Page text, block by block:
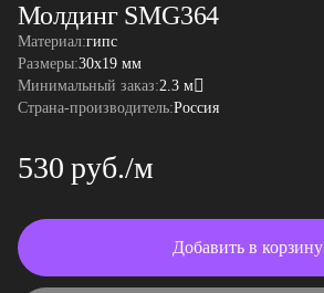
Молдинг SMG364
Материал:гипс
Размеры:30x19 мм
Минимальный заказ:2.3 м
Страна-производитель:Россия
530 руб./м
Добавить в корзину